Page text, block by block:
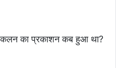
संकलन का प्रकाशन कब हुआ था?